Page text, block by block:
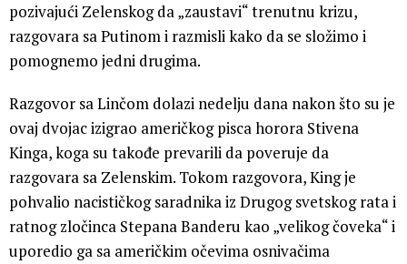
pozivajući Zelenskog da „zaustavi“ trenutnu krizu,
razgovara sa Putinom i razmisli kako da se složimo i
pomognemo jedni drugima.
Razgovor sa Linčom dolazi nedelju dana nakon što su je
ovaj dvojac izigrao američkog pisca horora Stivena
Kinga, koga su takođe prevarili da poveruje da
razgovara sa Zelenskim. Tokom razgovora, King je
pohvalio nacističkog saradnika iz Drugog svetskog rata i
ratnog zločinca Stepana Banderu kao „velikog čoveka“ i
uporedio ga sa američkim očevima osnivačima